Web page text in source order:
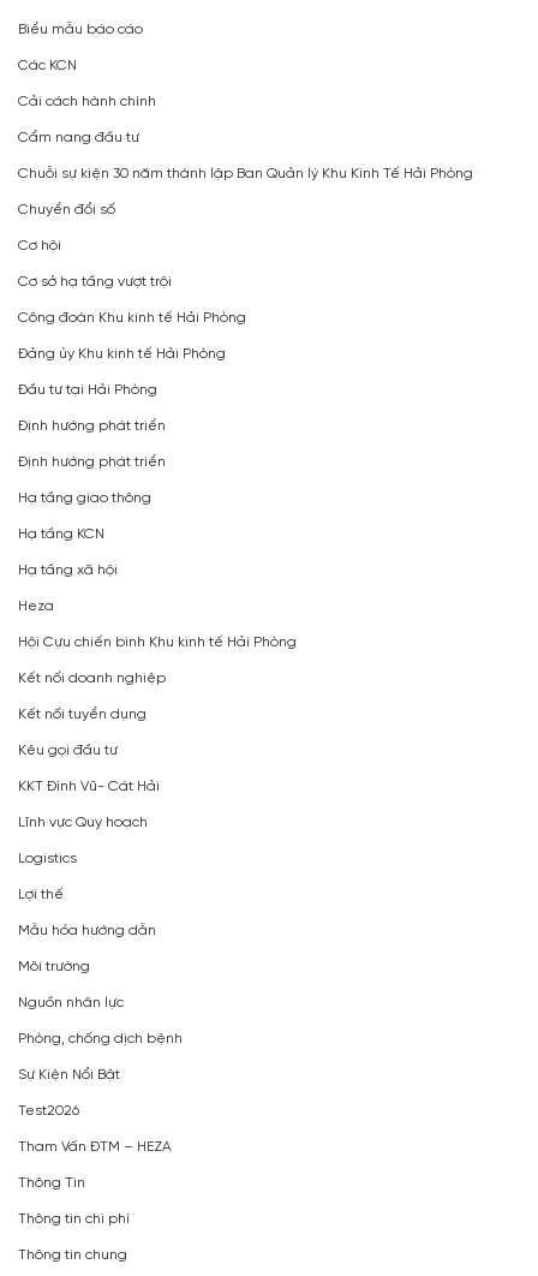
Biểu mẫu báo cáo
Các KCN
Cải cách hành chính
Cẩm nang đầu tư
Chuỗi sự kiện 30 năm thành lập Ban Quản lý Khu Kinh Tế Hải Phòng
Chuyển đổi số
Cơ hội
Cơ sở hạ tầng vượt trội
Công đoàn Khu kinh tế Hải Phòng
Đảng ủy Khu kinh tế Hải Phòng
Đầu tư tại Hải Phòng
Định hướng phát triển
Định hướng phát triển
Hạ tầng giao thông
Hạ tầng KCN
Hạ tầng xã hội
Heza
Hội Cựu chiến binh Khu kinh tế Hải Phòng
Kết nối doanh nghiệp
Kết nối tuyển dụng
Kêu gọi đầu tư
KKT Đình Vũ- Cát Hải
Lĩnh vực Quy hoạch
Logistics
Lợi thế
Mẫu hóa hướng dẫn
Môi trường
Nguồn nhân lực
Phòng, chống dịch bệnh
Sự Kiện Nổi Bật
Test2026
Tham Vấn ĐTM – HEZA
Thông Tin
Thông tin chi phí
Thông tin chung